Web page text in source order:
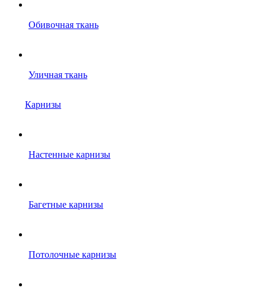
Обивочная ткань
Уличная ткань
Карнизы
Настенные карнизы
Багетные карнизы
Потолочные карнизы